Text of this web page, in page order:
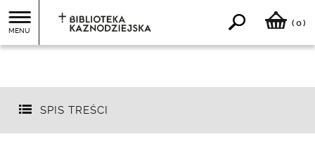
MENU
( 0)
SPIS TREŚCI